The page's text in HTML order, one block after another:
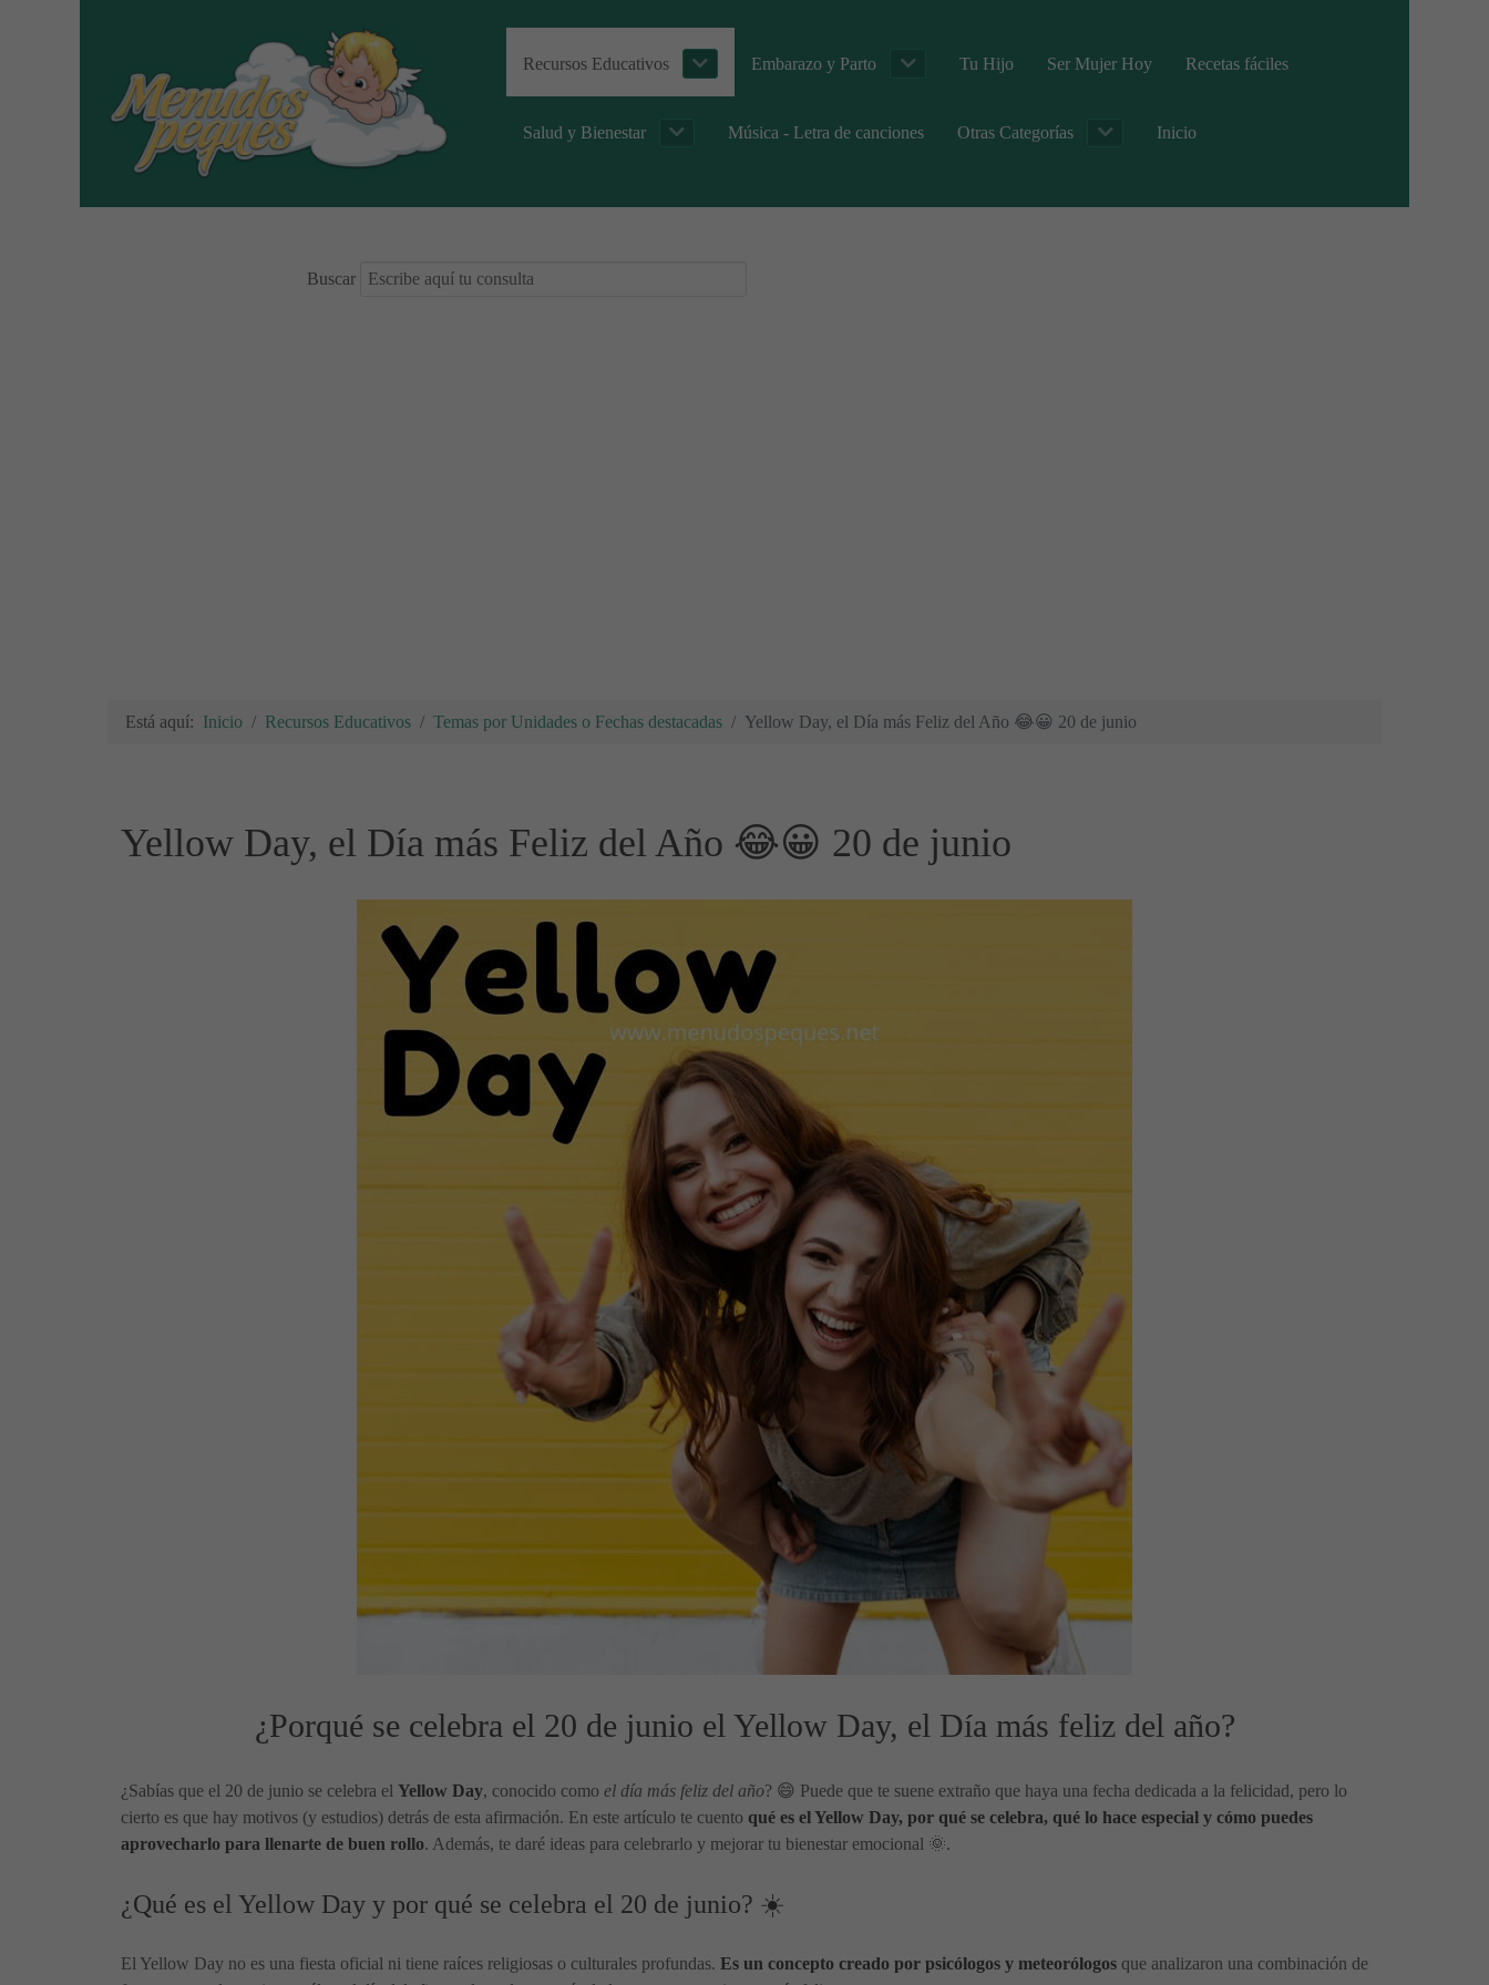
Recursos Educativos Embarazo y Parto Tu Hijo Ser Mujer Hoy Recetas fáciles
Salud y Bienestar Música - Letra de canciones Otras Categorías Inicio
Buscar
Está aquí: Inicio Recursos Educativos Temas por Unidades o Fechas destacadas Yellow Day, el Día más Feliz del Año 😂😀 20 de junio
Yellow Day, el Día más Feliz del Año 😂😀 20 de junio
¿Porqué se celebra el 20 de junio el Yellow Day, el Día más feliz del año?
¿Sabías que el 20 de junio se celebra el Yellow Day, conocido como el día más feliz del año? 😄 Puede que te suene extraño que haya una fecha dedicada a la felicidad, pero lo
cierto es que hay motivos (y estudios) detrás de esta afirmación. En este artículo te cuento qué es el Yellow Day, por qué se celebra, qué lo hace especial y cómo puedes
aprovecharlo para llenarte de buen rollo. Además, te daré ideas para celebrarlo y mejorar tu bienestar emocional 🌞.
¿Qué es el Yellow Day y por qué se celebra el 20 de junio? ☀️
El Yellow Day no es una fiesta oficial ni tiene raíces religiosas o culturales profundas. Es un concepto creado por psicólogos y meteorólogos que analizaron una combinación de